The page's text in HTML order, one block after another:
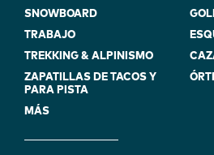
SNOWBOARD
TRABAJO
TREKKING & ALPINISMO
ZAPATILLAS DE TACOS Y
PARA PISTA
MÁS